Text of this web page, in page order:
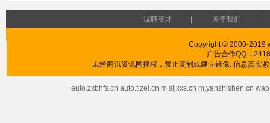
诚聘英才 关于我们
Copyright © 2000-2019
广告合作QQ：
未经商讯资讯网授权，禁止复制或建立镜像. 信息真实
auto.zxbhfs.cn auto.tizei.cn m.sljxxs.cn m.yanzhishen.cn